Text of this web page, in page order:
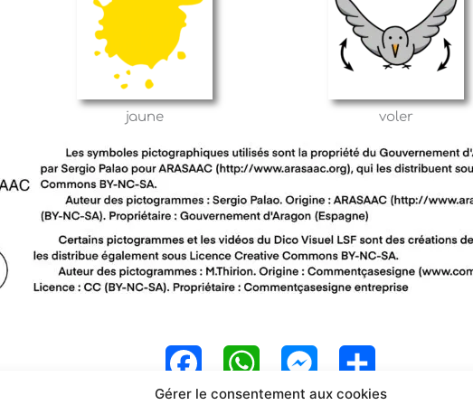
Gérer le consentement aux cookies
jaune voler
F
a
W
h
M
e
P
a